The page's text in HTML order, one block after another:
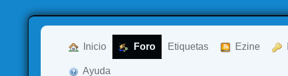
Inicio Foro Etiquetas Ezine
Ayuda